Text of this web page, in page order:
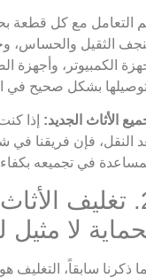
التعامل مع كل قطعة
الثقيل والحساس،
الكمبيوتر، وأجهزة
بشكل صحيح في
الأثاث الجديد: إذا
النقل، فإن فريقنا في
في تجميعه
2. تغليف
لا مثيل
ذكرنا سابقاً، التغليف